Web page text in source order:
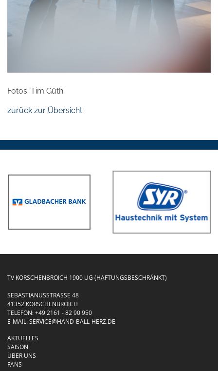
Fotos: Tim Güth
zurück zur Übersicht
TV KORSCHENBROICH 1900 UG (HAFTUNGSBESCHRÄNKT)
SEBASTIANUSSTRASSE 48
41352 KORSCHENBROICH
TELEFON:+49 2161 - 82 90 950
E-MAIL:SERVICE@HAND-BALL-HERZ.DE
AKTUELLES
SAISON
ÜBER UNS
FANS